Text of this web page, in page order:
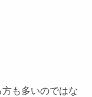
も多いのではな